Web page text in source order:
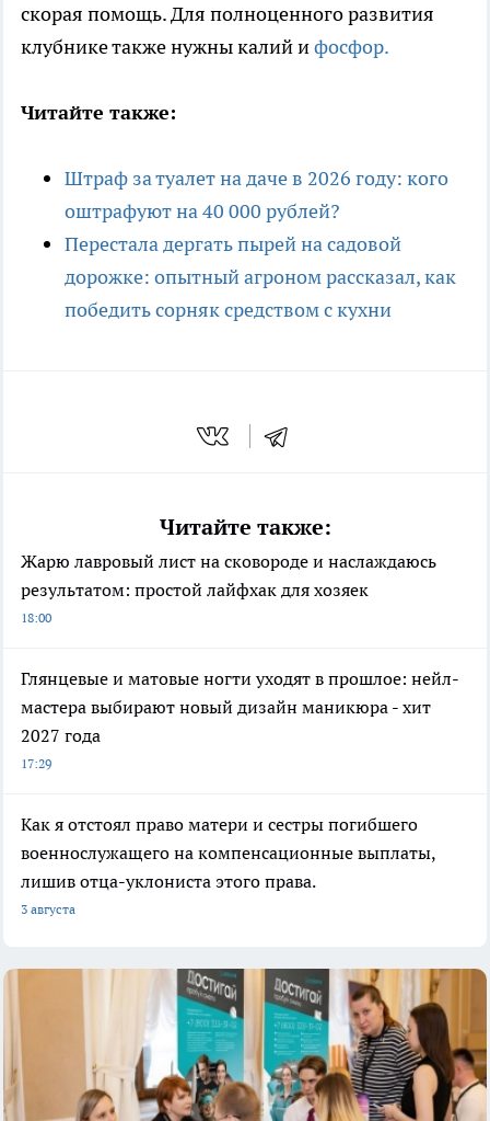
скорая помощь. Для полноценного развития
клубнике также нужны калий ифосфор.
Читайте также:
Штраф за туалет на даче в 2026 году: кого
оштрафуют на 40 000 рублей?
Перестала дергать пырей на садовой
дорожке: опытный агроном рассказал, как
победить сорняк средством с кухни
Читайте также:
Жарю лавровый лист на сковороде и наслаждаюсь
результатом: простой лайфхак для хозяек
18:00
Глянцевые и матовые ногти уходят в прошлое: нейл-
мастера выбирают новый дизайн маникюра - хит
2027 года
17:29
Как я отстоял право матери и сестры погибшего
военнослужащего на компенсационные выплаты,
лишив отца-уклониста этого права.
3 августа